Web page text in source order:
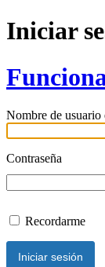
Iniciar
Nombre de
Contraseña
Recordarme